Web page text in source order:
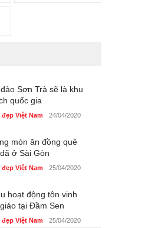
Sơn Trà sẽ là khu
quốc gia
đẹp Việt Nam 24/04/2020
món ăn đồng quê
ở Sài Gòn
đẹp Việt Nam 25/04/2020
hoạt động tôn vinh
tại Đầm Sen
đẹp Việt Nam 25/04/2020